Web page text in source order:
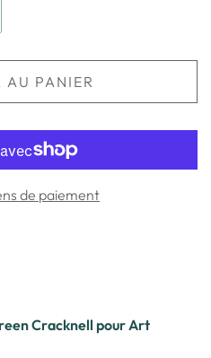
AU PANIER
de paiement
Cracknell pour Art